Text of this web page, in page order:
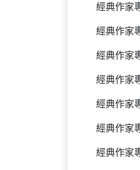
經典作
經典作
經典作
經典作
經典作家
經典作
經典作